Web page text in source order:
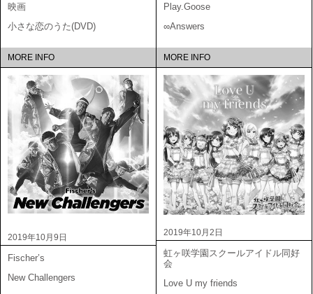
映画
小さな恋のうた(DVD)
MORE INFO
Play.Goose
∞Answers
MORE INFO
2019年10月9日
Fischer’s
New Challengers
2019年10月2日
虹ヶ咲学園スクールアイドル同好
会
Love U my friends